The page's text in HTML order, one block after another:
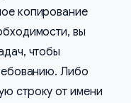
копирование
вы
чтобы
Либо
строку от имени